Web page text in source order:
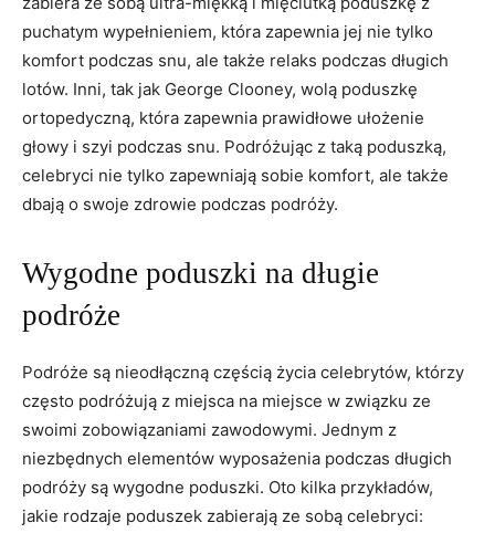
⁢puchatym wypełnieniem, ‍która⁤ zapewnia‍ jej nie tylko
komfort podczas ⁢snu, ale ⁣także relaks podczas długich
lotów. Inni, tak jak George Clooney, wolą poduszkę
ortopedyczną,⁣ która‍ zapewnia prawidłowe ⁣ułożenie
⁢głowy i szyi podczas snu. Podróżując z‍ taką ‌poduszką,
celebryci nie tylko zapewniają sobie komfort, ale ‍także
dbają o swoje zdrowie ​podczas podróży.
Wygodne poduszki na ⁢długie
podróże
Podróże są nieodłączną częścią życia celebrytów,​ którzy
często podróżują z miejsca ⁤na miejsce ⁤w związku‌ ze
swoimi⁣ zobowiązaniami ⁤zawodowymi. Jednym z
niezbędnych elementów wyposażenia podczas długich
podróży‌ są wygodne​ poduszki. Oto ⁢kilka przykładów,
jakie‍ rodzaje poduszek‌ zabierają ze ⁣sobą celebryci: